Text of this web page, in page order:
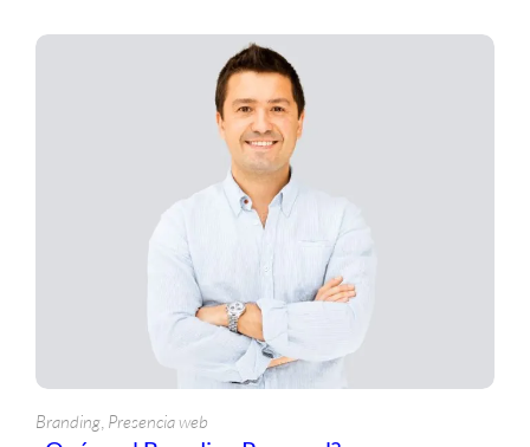
Branding Presencia web